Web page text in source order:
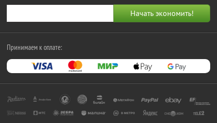
Принимаем к оплате: